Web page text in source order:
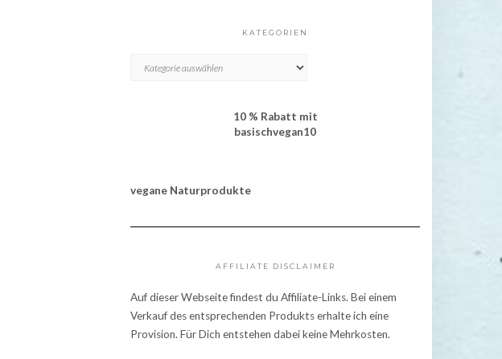
KATEGORIEN
10 % Rabatt mit
basischvegan10
vegane Naturprodukte
AFFILIATE DISCLAIMER
Auf dieser Webseite findest du Affiliate-Links. Bei einem
Verkauf des entsprechenden Produkts erhalte ich eine
Provision. Für Dich entstehen dabei keine Mehrkosten.